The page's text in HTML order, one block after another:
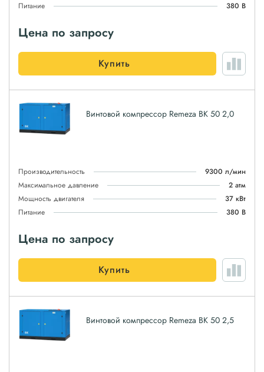
Питание
380 В
Цена по запросу
Купить
Винтовой компрессор Remeza ВК 50 2,0
Производительность
9300 л/мин
Максимальное давление
2 атм
Мощность двигателя
37 кВт
Питание
380 В
Цена по запросу
Купить
Винтовой компрессор Remeza ВК 50 2,5